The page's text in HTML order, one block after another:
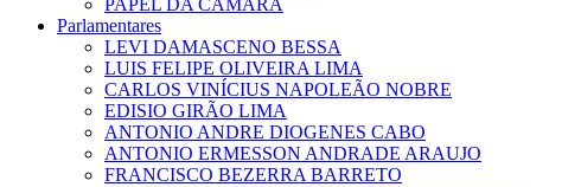
PAPEL DA CÂMARA
Parlamentares
LEVI DAMASCENO BESSA
LUIS FELIPE OLIVEIRA LIMA
CARLOS VINÍCIUS NAPOLEÃO NOBRE
EDISIO GIRÃO LIMA
ANTONIO ANDRE DIOGENES CABO
ANTONIO ERMESSON ANDRADE ARAUJO
FRANCISCO BEZERRA BARRETO